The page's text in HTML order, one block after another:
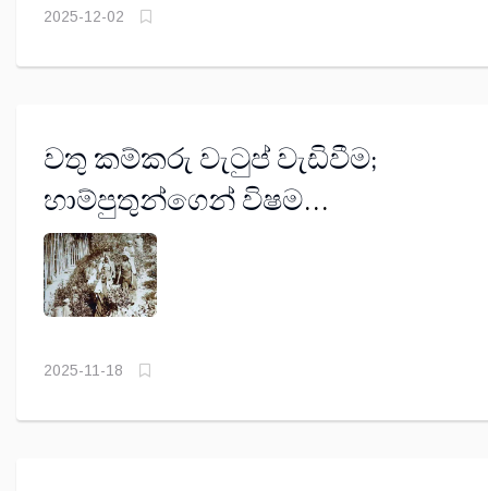
2025-12-02
වතු කම්කරු වැටුප් වැඩිවීම;
හාම්පුතුන්ගෙන් විෂම
සැලකිල්ලක්,ආණ්ඩුවෙන් සහනයක්,
විපක්ෂයෙන් විරෝධයක්
2025-11-18